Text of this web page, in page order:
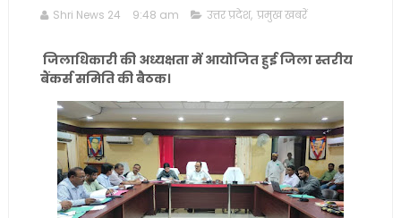
Shri News 24 9:48 am उत्तर प्रदेश, प्रमुख खबरें
जिलाधिकारी की अध्यक्षता में आयोजित हुई जिला स्तरीय
बैंकर्स समिति की बैठक।